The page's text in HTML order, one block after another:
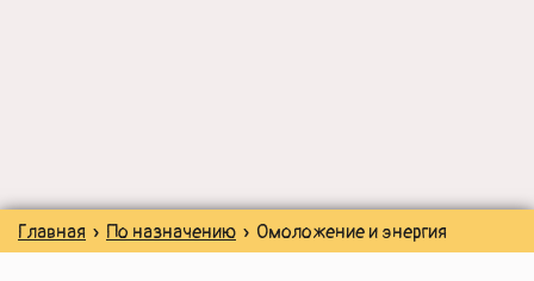
ДЛЯ ДЕТЕЙ
Главная » По назначению » Омоложение и энергия